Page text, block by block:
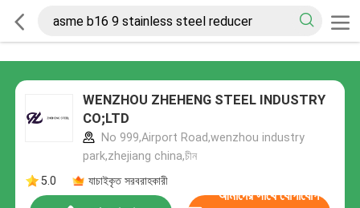
WENZHOU ZHEHENG STEEL INDUSTRY
CO;LTD
No 999,Airport Road,wenzhou industry
park,zhejiang china,চীন
5.0
যাচাইকৃত সরবরাহকারী
আমাদের সাথে যোগাযোগ